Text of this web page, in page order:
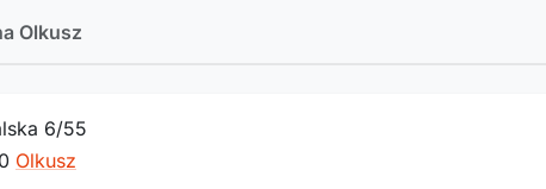
Olkusz
6/55
Olkusz